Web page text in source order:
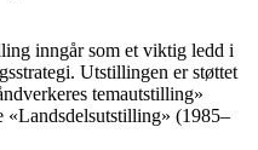
inngår som et viktig ledd i
Utstillingen er støttet
temautstilling»
«Landsdelsutstilling» (1985–